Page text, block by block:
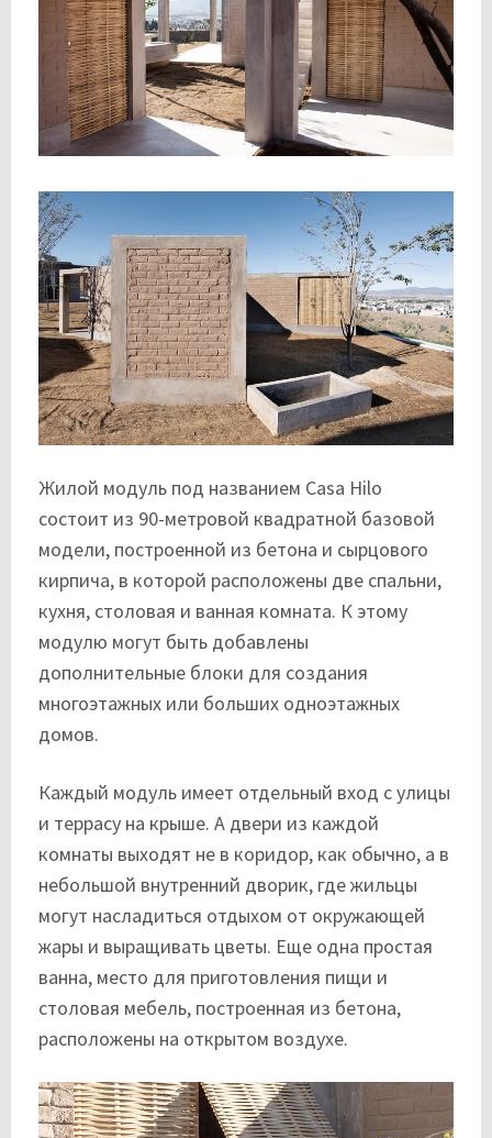
Жилой модуль под названием Casa Hilo
состоит из 90-метровой квадратной базовой
модели, построенной из бетона и сырцового
кирпича, в которой расположены две спальни,
кухня, столовая и ванная комната. К этому
модулю могут быть добавлены
дополнительные блоки для создания
многоэтажных или больших одноэтажных
домов.
Каждый модуль имеет отдельный вход с улицы
и террасу на крыше. А двери из каждой
комнаты выходят не в коридор, как обычно, а в
небольшой внутренний дворик, где жильцы
могут насладиться отдыхом от окружающей
жары и выращивать цветы. Еще одна простая
ванна, место для приготовления пищи и
столовая мебель, построенная из бетона,
расположены на открытом воздухе.